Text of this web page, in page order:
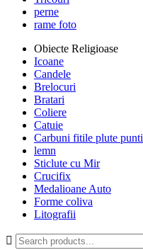
perne
rame foto
Obiecte Religioase
Icoane
Candele
Brelocuri
Bratari
Coliere
Catuie
Carbuni fitile plute punti
lemn
Sticlute cu Mir
Crucifix
Medalioane Auto
Forme coliva
Litografii
